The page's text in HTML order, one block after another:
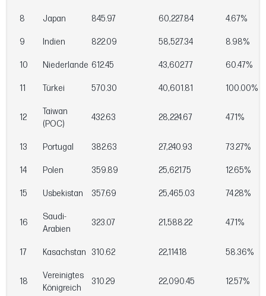
8 Japan 845.97 60,227.84 4.67%
9 Indien 822.09 58,527.34 8.98%
10 Niederlande 612.45 43,602.77 60.47%
11 Türkei 570.30 40,601.81 100.00%
12
Taiwan
(POC)
432.63 28,224.67 4.71%
13 Portugal 382.63 27,240.93 73.27%
14 Polen 359.89 25,621.75 12.65%
15 Usbekistan 357.69 25,465.03 74.28%
16
Saudi-
Arabien
323.07 21,588.22 4.71%
17 Kasachstan 310.62 22,114.18 58.36%
18
Vereinigtes
Königreich
310.29 22,090.45 12.57%